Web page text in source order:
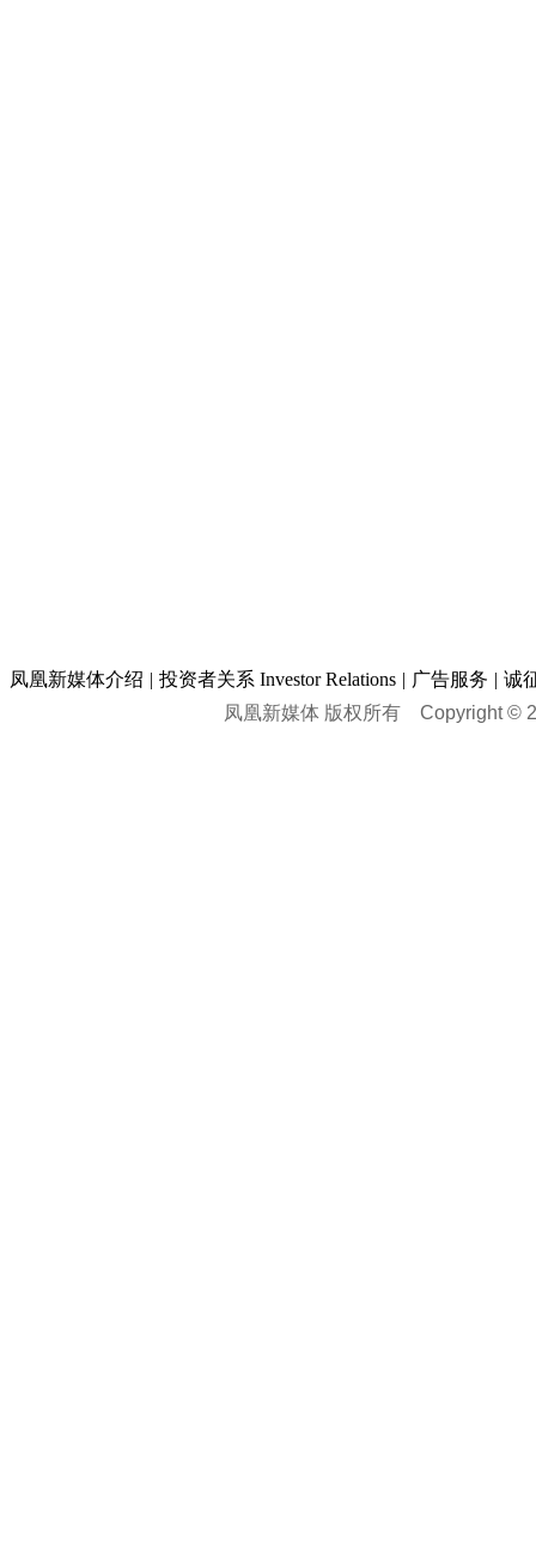
凤凰新媒体介绍 | 投资者关系 Investor Relations | 广告服务 | 诚
凤凰新媒体 版权所有 Copyright ©